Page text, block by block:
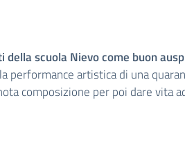
della scuola Nievo come buon
performance artistica di una
composizione per poi dare vita